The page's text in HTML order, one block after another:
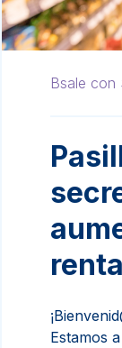
Bsale con
Estamos